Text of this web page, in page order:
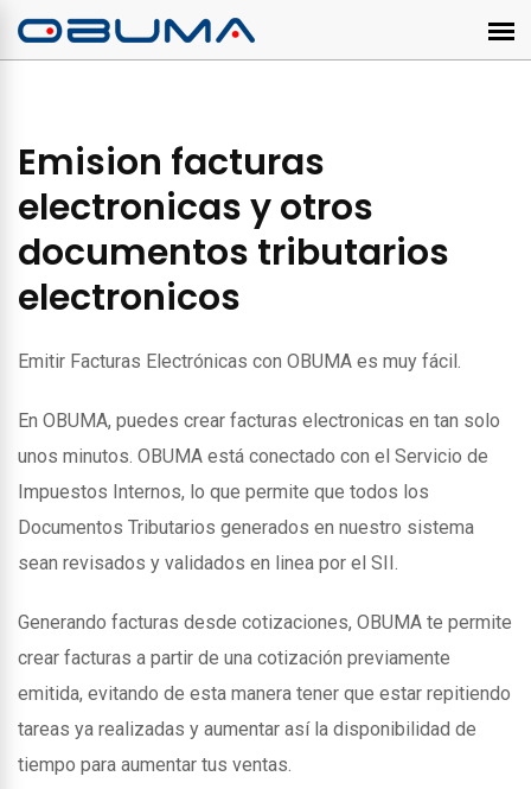
Emision facturas
electronicas y otros
documentos tributarios
electronicos
Emitir Facturas Electrónicas con OBUMA es muy fácil.
En OBUMA, puedes crear facturas electronicas en tan solo
unos minutos. OBUMA está conectado con el Servicio de
Impuestos Internos, lo que permite que todos los
Documentos Tributarios generados en nuestro sistema
sean revisados y validados en linea por el SII.
Generando facturas desde cotizaciones, OBUMA te permite
crear facturas a partir de una cotización previamente
emitida, evitando de esta manera tener que estar repitiendo
tareas ya realizadas y aumentar así la disponibilidad de
tiempo para aumentar tus ventas.